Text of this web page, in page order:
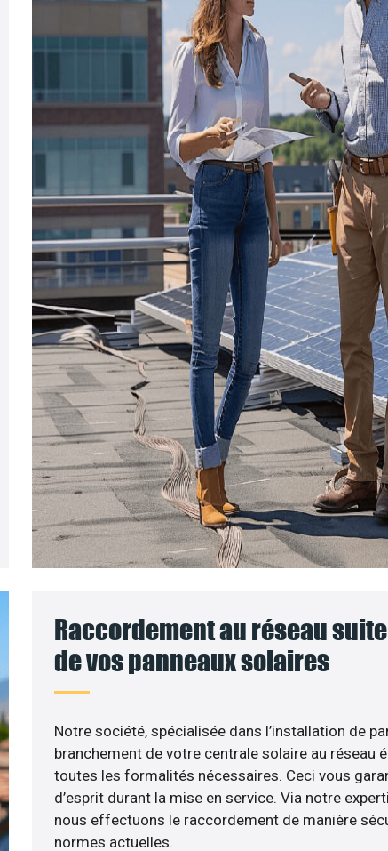
Raccordement au réseau
de vos panneaux solaires
Notre société, spécialisée dans l’installation de
branchement de votre centrale solaire au réseau
toutes les formalités nécessaires. Ceci vous
d’esprit durant la mise en service. Via notre
nous effectuons le raccordement de manière
normes actuelles.